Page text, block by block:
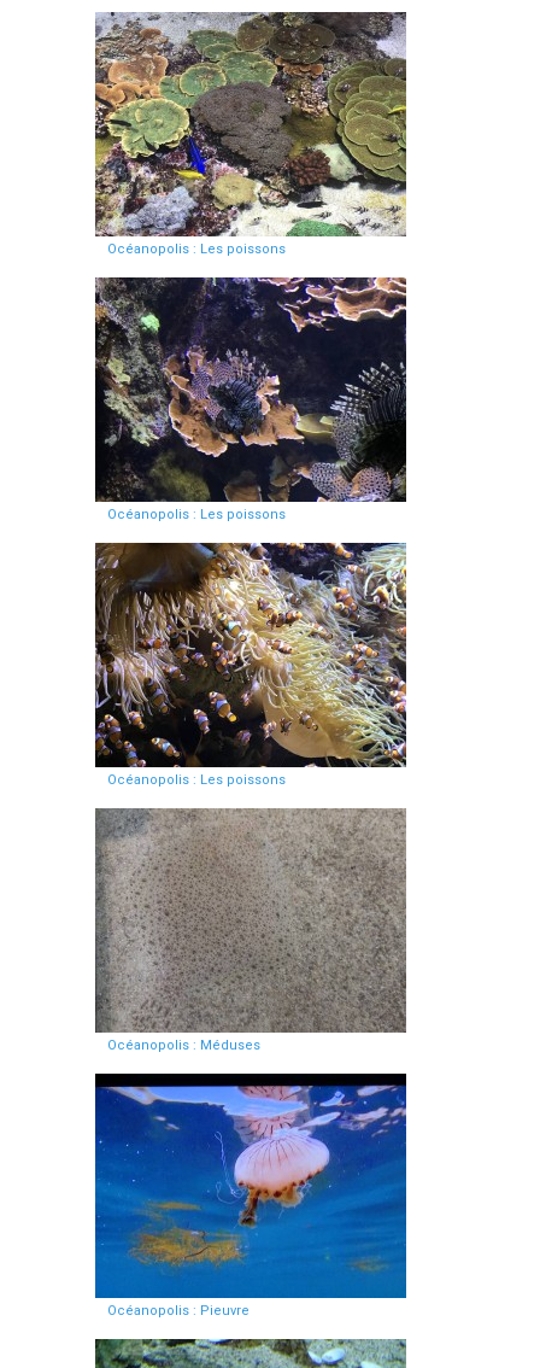
Océanopolis : Les poissons
Océanopolis : Les poissons
Océanopolis : Les poissons
Océanopolis : Méduses
Océanopolis : Pieuvre